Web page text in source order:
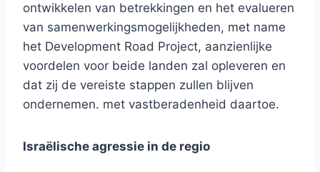
ontwikkelen van betrekkingen en het evalueren
van samenwerkingsmogelijkheden, met name
het Development Road Project, aanzienlijke
voordelen voor beide landen zal opleveren en
dat zij de vereiste stappen zullen blijven
ondernemen. met vastberadenheid daartoe.
Israëlische agressie in de regio